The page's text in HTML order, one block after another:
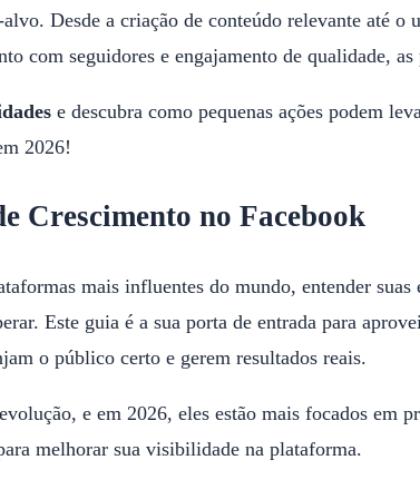
Desde a criação de conteúdo relevante até o
com seguidores e engajamento de qualidade,
e descubra como pequenas ações podem
2026!
Crescimento no Facebook
mais influentes do mundo, entender suas
Este guia é a sua porta de entrada para
o público certo e gerem resultados reais.
e em 2026, eles estão mais focados em
melhorar sua visibilidade na plataforma.